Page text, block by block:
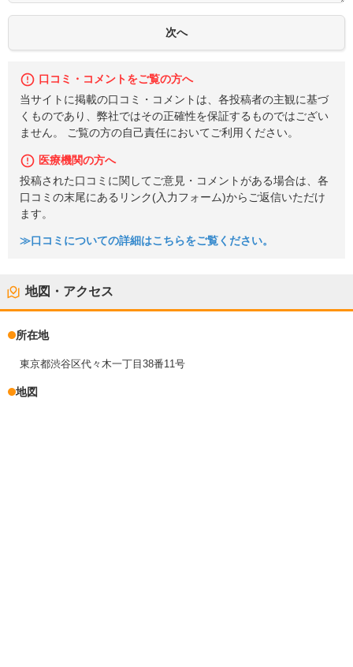
口コミ・コメントをご覧の方へ
当サイトに掲載の口コミ・コメントは、各投稿者の主観に基づ
くものであり、弊社ではその正確性を保証するものではござい
ません。 ご覧の方の自己責任においてご利用ください。
医療機関の方へ
投稿された口コミに関してご意見・コメントがある場合は、各
口コミの末尾にあるリンク(入力フォーム)からご返信いただけ
ます。
≫口コミについての詳細はこちらをご覧ください。
地図・アクセス
所在地
東京都渋谷区代々木一丁目38番11号
地図